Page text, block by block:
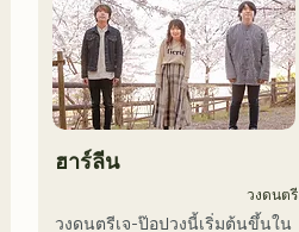
ฮาร์ลีน
วงดนตรี
วงดนตรีเจ-ป๊อปวงนี้เริ่มต้นขึ้นใน